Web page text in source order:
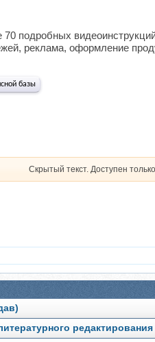
подробных
реклама, оформление
базы
Скрытый текст. Доступен
редактирования